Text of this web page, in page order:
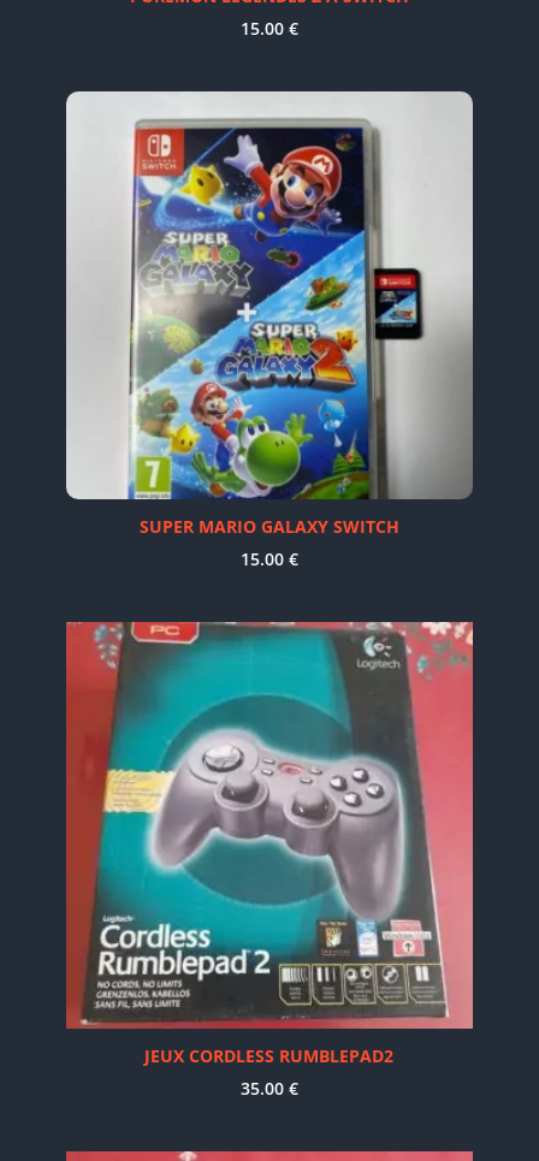
15.00 €
SUPER MARIO GALAXY SWITCH
15.00 €
JEUX CORDLESS RUMBLEPAD2
35.00 €